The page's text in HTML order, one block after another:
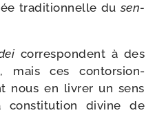
tra­di­tion­nelle dusen­
cor­res­pondent à des
mais ces contor­sion­
nous en livrer un sens
divine de